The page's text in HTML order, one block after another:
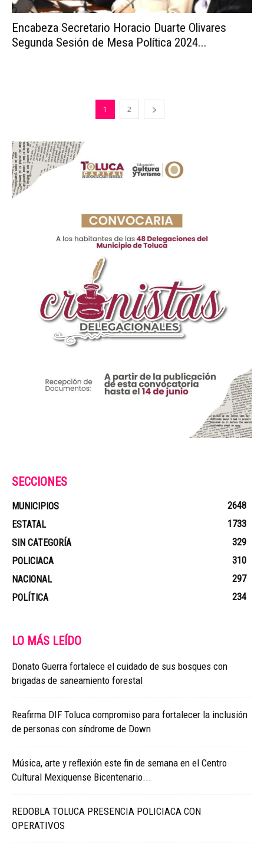
Encabeza Secretario Horacio Duarte Olivares
Segunda Sesión de Mesa Política 2024...
1 2
SECCIONES
MUNICIPIOS
2648
ESTATAL
1733
SIN CATEGORÍA
329
POLICIACA
310
NACIONAL
297
POLÍTICA
234
LO MÁS LEÍDO
Donato Guerra fortalece el cuidado de sus bosques con
brigadas de saneamiento forestal
Reafirma DIF Toluca compromiso para fortalecer la inclusión
de personas con síndrome de Down
Música, arte y reflexión este fin de semana en el Centro
Cultural Mexiquense Bicentenario...
REDOBLA TOLUCA PRESENCIA POLICIACA CON
OPERATIVOS